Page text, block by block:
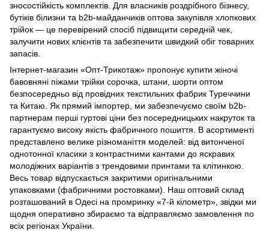
зносостійкість комплектів. Для власників роздрібного бізнесу,
бутіків білизни та b2b-майданчиків оптова закупівля хлопкових
трійок — це перевірений спосіб підвищити середній чек,
залучити нових клієнтів та забезпечити швидкий обіг товарних
запасів.
Інтернет-магазин «Опт-Трикотаж» пропонує купити жіночі
бавовняні піжами трійки сорочка, штани, шорти оптом
безпосередньо від провідних текстильних фабрик Туреччини
та Китаю. Як прямий імпортер, ми забезпечуємо своїм b2b-
партнерам перші гуртові ціни без посередницьких накруток та
гарантуємо високу якість фабричного пошиття. В асортименті
представлено велике різноманіття моделей: від витонченої
однотонної класики з контрастними кантами до яскравих
молодіжних варіантів з трендовими принтами та клітинкою.
Весь товар відпускається закритими оригінальними
упаковками (фабричними ростовками). Наш оптовий склад
розташований в Одесі на промринку «7-й кілометр», звідки ми
щодня оперативно збираємо та відправляємо замовлення по
всіх регіонах України.